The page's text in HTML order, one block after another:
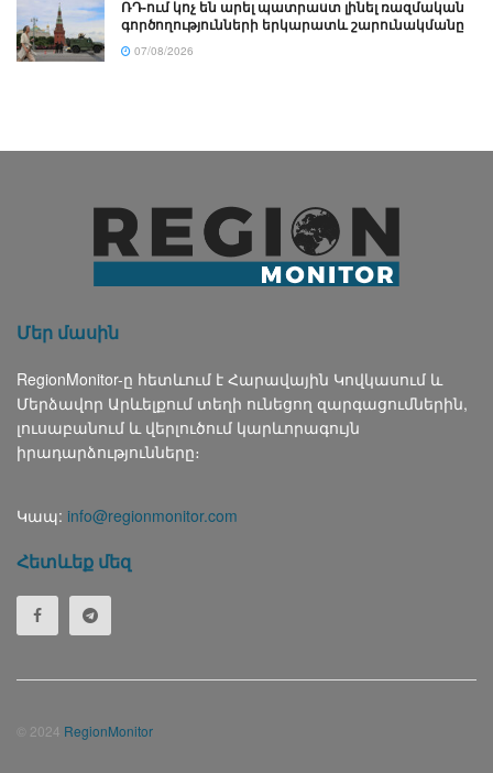
ՌԴ-ում կոչ են արել պատրաստ լինել ռազմական
գործողությունների երկարատև շարունակմանը
07/08/2026
Մեր մասին
RegionMonitor-ը հետևում է Հարավային Կովկասում և
Մերձավոր Արևելքում տեղի ունեցող զարգացումներին,
լուսաբանում և վերլուծում կարևորագույն
իրադարձությունները։
Կապ: info@regionmonitor.com
Հետևեք մեզ
© 2024 RegionMonitor